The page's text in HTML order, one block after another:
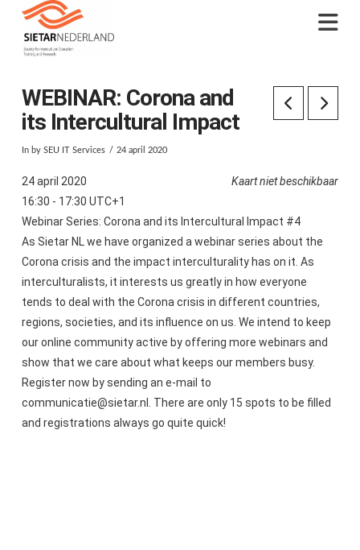
WEBINAR: Corona and
its Intercultural Impact
In by SEU IT Services 24 april 2020
Kaart niet beschikbaar
24 april 2020
16:30 - 17:30 UTC+1
Webinar Series: Corona and its Intercultural Impact #4
As Sietar NL we have organized a webinar series about the
Corona crisis and the impact interculturality has on it. As
interculturalists, it interests us greatly in how everyone
tends to deal with the Corona crisis in different countries,
regions, societies, and its influence on us. We intend to keep
our online community active by offering more webinars and
show that we care about what keeps our members busy.
Register now by sending an e-mail to
communicatie@sietar.nl. There are only 15 spots to be filled
and registrations always go quite quick!